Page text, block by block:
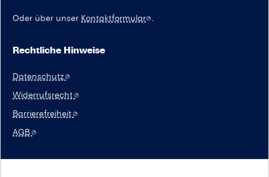
Oder über unser Kontaktformular .
Rechtliche Hinweise
Datenschutz
Widerrufsrecht
Barrierefreiheit
AGB